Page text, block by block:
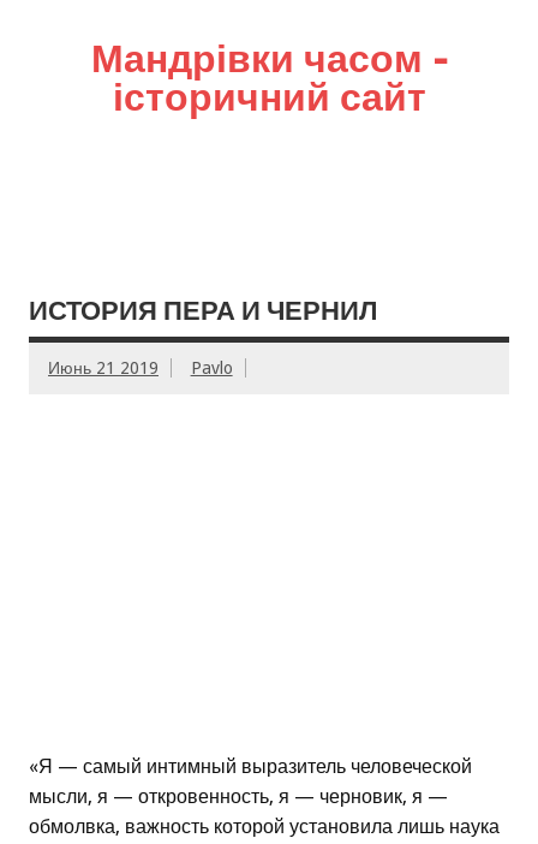
Мандрівки часом –
історичний сайт
ИСТОРИЯ ПЕРА И ЧЕРНИЛ
Июнь 21 2019 Pavlo
«Я — самый интимный выразитель человеческой
мысли, я — откровенность, я — черновик, я —
обмолвка, важность которой установила лишь наука